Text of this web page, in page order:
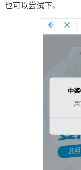
也可以尝试下。